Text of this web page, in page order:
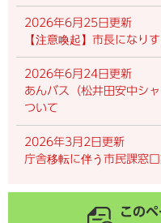
2026年6月25日更新
【注意喚起】市長になり
2026年6月24日更新
あんバス（松井田安中シ
ついて
2026年3月2日更新
庁舎移転に伴う市民課窓
この